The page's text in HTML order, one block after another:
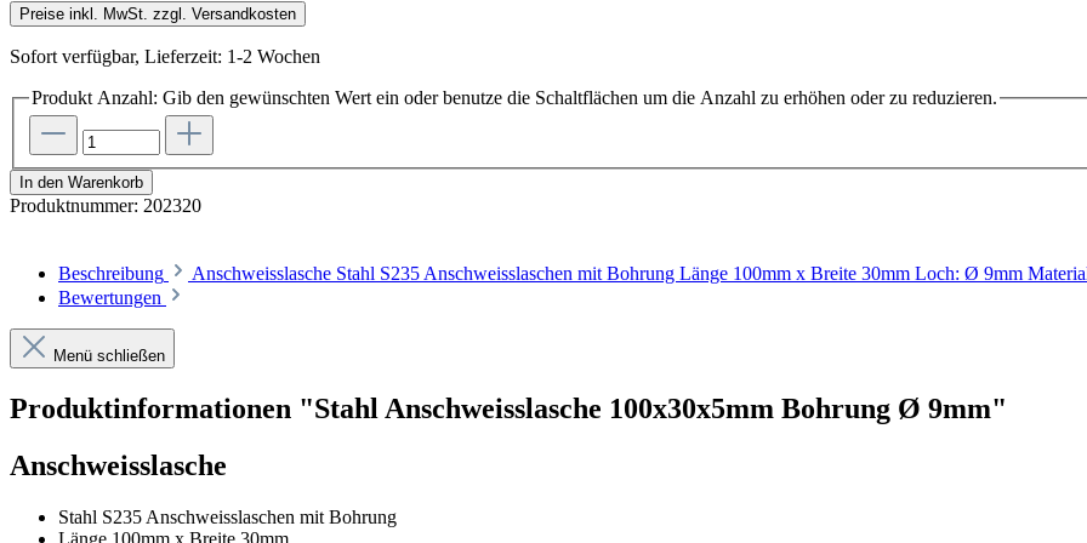
Preise inkl. MwSt. zzgl. Versandkosten
Sofort verfügbar, Lieferzeit: 1-2 Wochen
Produkt Anzahl: Gib den gewünschten Wert ein oder benutze die Schaltflächen um die Anzahl zu erhöhen oder zu reduzieren.
In den Warenkorb
Produktnummer: 202320
Beschreibung Anschweisslasche Stahl S235 Anschweisslaschen mit Bohrung Länge 100mm x Breite 30mm Loch: Ø 9mm
Bewertungen
Menü schließen
Produktinformationen "Stahl Anschweisslasche 100x30x5mm Bohrung Ø 9mm"
Anschweisslasche
Stahl S235 Anschweisslaschen mit Bohrung